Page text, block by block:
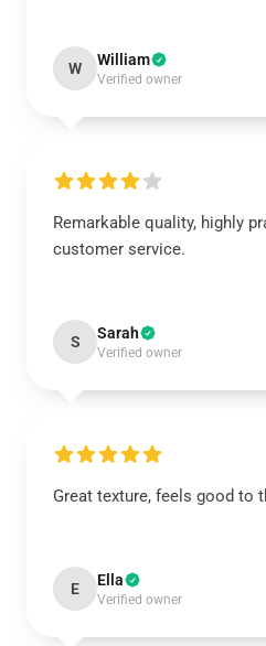
W William
Verified owner
Remarkable quality, highly
customer service.
S Sarah
Verified owner
Great texture, feels good to
E Ella
Verified owner